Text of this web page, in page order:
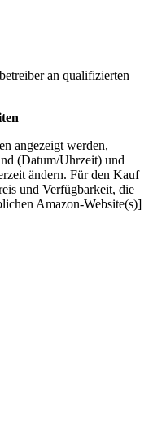
an qualifizierten
angezeigt werden,
(Datum/Uhrzeit) und
ändern. Für den Kauf
und Verfügbarkeit, die
Amazon-Website(s)]